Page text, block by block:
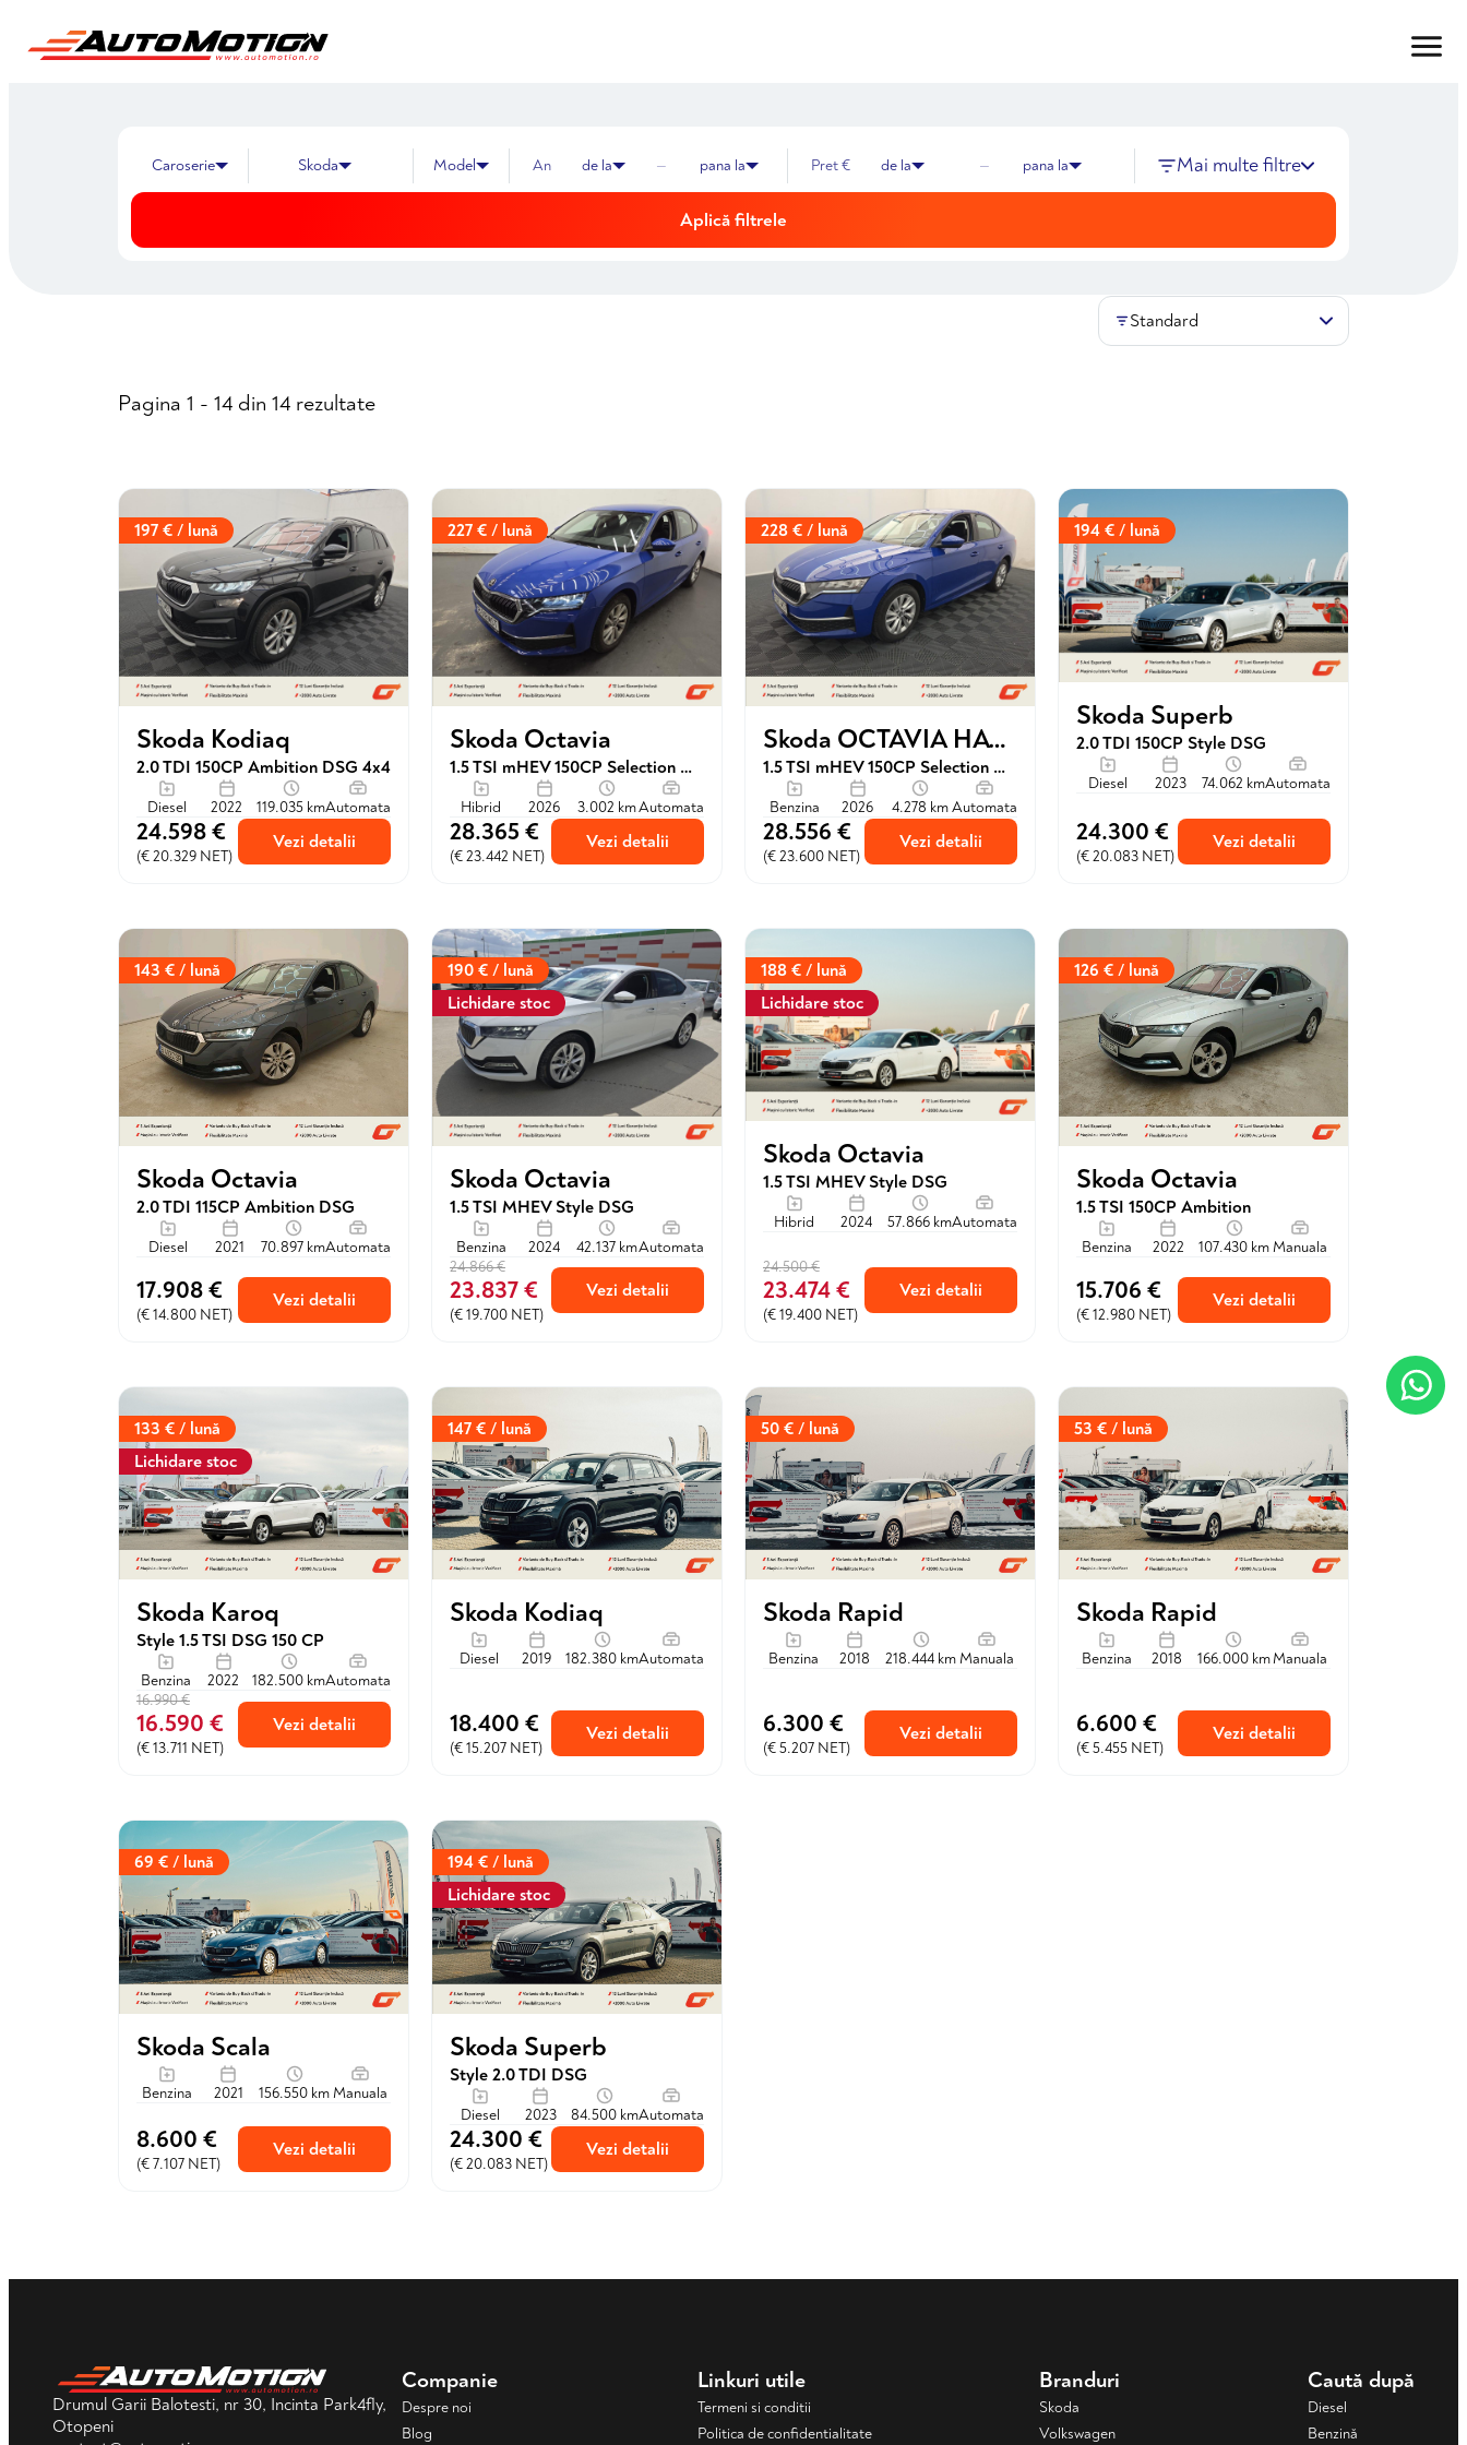
Skoda An de la — pana la Pret € de la — pana la Mai multe filtre
Aplică filtrele
Pagina 1 - 14 din 14 rezultate
197 € / lună
Skoda Kodiaq
2.0 TDI 150CP Ambition DSG 4x4
Diesel 2022 119.035 kmAutomata
24.598 €
(€ 20.329 NET)
Vezi detalii
227 € / lună
Skoda Octavia
1.5 TSI mHEV 150CP Selection DSG
Hibrid 2026 3.002 kmAutomata
28.365 €
(€ 23.442 NET)
Vezi detalii
228 € / lună
Skoda OCTAVIA HATCHBACK
1.5 TSI mHEV 150CP Selection DSG
Benzina 2026 4.278 kmAutomata
28.556 €
(€ 23.600 NET)
Vezi detalii
194 € / lună
Skoda Superb
2.0 TDI 150CP Style DSG
Diesel 2023 74.062 kmAutomata
24.300 €
(€ 20.083 NET)
Vezi detalii
143 € / lună
Skoda Octavia
2.0 TDI 115CP Ambition DSG
Diesel 2021 70.897 kmAutomata
17.908 €
(€ 14.800 NET)
Vezi detalii
Lichidare stoc
190 € / lună
Skoda Octavia
1.5 TSI MHEV Style DSG
Benzina 2024 42.137 kmAutomata
24.866 €
23.837 €
(€ 19.700 NET)
Vezi detalii
Lichidare stoc
188 € / lună
Skoda Octavia
1.5 TSI MHEV Style DSG
Hibrid 2024 57.866 kmAutomata
24.500 €
23.474 €
(€ 19.400 NET)
Vezi detalii
126 € / lună
Skoda Octavia
1.5 TSI 150CP Ambition
Benzina 2022 107.430 kmManuala
15.706 €
(€ 12.980 NET)
Vezi detalii
Lichidare stoc
133 € / lună
Skoda Karoq
Style 1.5 TSI DSG 150 CP
Benzina 2022 182.500 kmAutomata
16.990 €
16.590 €
(€ 13.711 NET)
Vezi detalii
147 € / lună
Skoda Kodiaq
Diesel 2019 182.380 kmAutomata
18.400 €
(€ 15.207 NET)
Vezi detalii
50 € / lună
Skoda Rapid
Benzina 2018 218.444 kmManuala
6.300 €
(€ 5.207 NET)
Vezi detalii
53 € / lună
Skoda Rapid
Benzina 2018 166.000 kmManuala
6.600 €
(€ 5.455 NET)
Vezi detalii
69 € / lună
Skoda Scala
Benzina 2021 156.550 kmManuala
8.600 €
(€ 7.107 NET)
Vezi detalii
Lichidare stoc
194 € / lună
Skoda Superb
Style 2.0 TDI DSG
Diesel 2023 84.500 kmAutomata
24.300 €
(€ 20.083 NET)
Vezi detalii
Drumul Garii Balotesti, nr 30, Incinta Park4fly,
Otopeni
Companie
Despre noi
Blog
Linkuri utile
Termeni si conditii
Politica de confidentialitate
Branduri
Skoda
Volkswagen
Caută după
Diesel
Benzină